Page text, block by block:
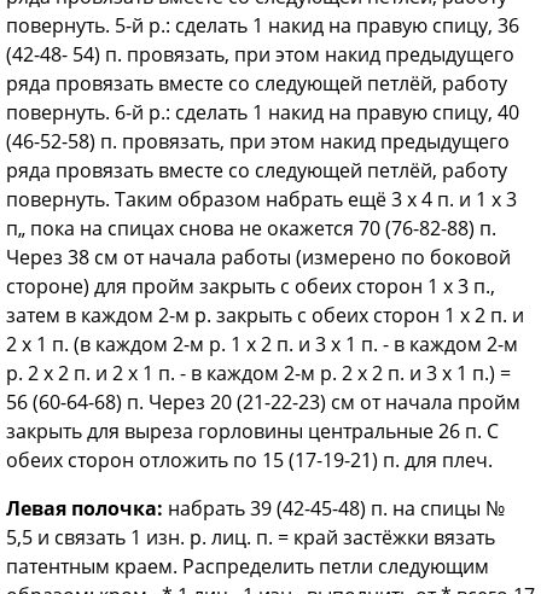
повернуть. 5-й р.: сделать 1 накид на правую спицу, 36
(42-48- 54) п. провязать, при этом накид предыдущего
ряда провязать вместе со следующей петлёй, работу
повернуть. 6-й р.: сделать 1 накид на правую спицу, 40
(46-52-58) п. провязать, при этом накид предыдущего
ряда провязать вместе со следующей петлёй, работу
повернуть. Таким образом набрать ещё 3 х 4 п. и 1 х 3
п„ пока на спицах снова не окажется 70 (76-82-88) п.
Через 38 см от начала работы (измерено по боковой
стороне) для пройм закрыть с обеих сторон 1 х 3 п.,
затем в каждом 2-м р. закрыть с обеих сторон 1 х 2 п. и
2 х 1 п. (в каждом 2-м р. 1 х 2 п. и 3 х 1 п. - в каждом 2-м
р. 2 х 2 п. и 2 х 1 п. - в каждом 2-м р. 2 х 2 п. и 3 х 1 п.) =
56 (60-64-68) п. Через 20 (21-22-23) см от начала пройм
закрыть для выреза горловины центральные 26 п. С
обеих сторон отложить по 15 (17-19-21) п. для плеч.
Левая полочка: набрать 39 (42-45-48) п. на спицы №
5,5 и связать 1 изн. р. лиц. п. = край застёжки вязать
патентным краем. Распределить петли следующим